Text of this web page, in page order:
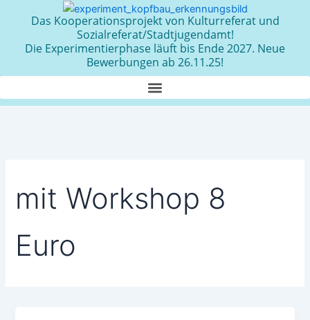
Das Kooperationsprojekt von Kulturreferat und
Sozialreferat/Stadtjugendamt!
Die Experimentierphase läuft bis Ende 2027. Neue
Bewerbungen ab 26.11.25!
mit Workshop 8
Euro